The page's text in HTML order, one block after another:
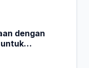
dengan